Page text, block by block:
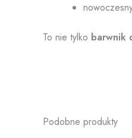
To nie tylko barwnik
Podobne produkty